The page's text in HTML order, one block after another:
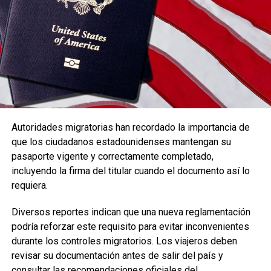
verdaderamente feliz.
Sábado – Hechos 20:35
Las presentaciones destacan la felicidad que produce dar
a los demás y poner en práctica los principios bíblicos
relacionados con la generosidad.
Domingo – Mateo 13:16
enseñanzas divinas y los beneficios que estas aportan a
la vida de quienes las aplican.
Durante los tres días, los asistentes podrán disfrutar de
discursos basados en la Biblia, entrevistas, videos cortos
la vida diaria.
Las fechas, horarios y sedes de cada asamblea regional
pueden consultarse mediante el Buscador de Asambleas
Autoridades migratorias han recordado la importancia de
que los ciudadanos estadounidenses mantengan su
pasaporte vigente y correctamente completado,
incluyendo la firma del titular cuando el documento así lo
requiera.
Diversos reportes indican que una nueva reglamentación
podría reforzar este requisito para evitar inconvenientes
durante los controles migratorios. Los viajeros deben
revisar su documentación antes de salir del país y